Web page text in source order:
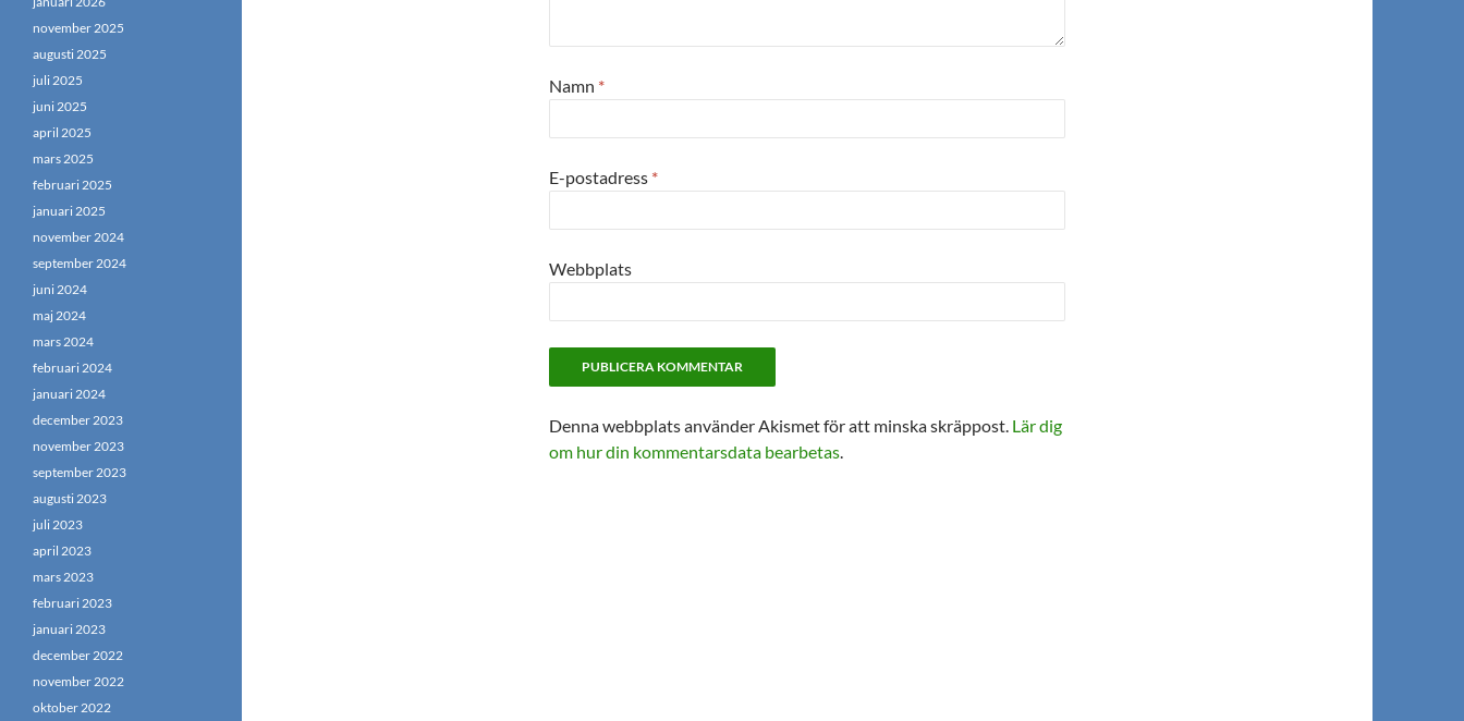
Namn *
E-postadress *
Webbplats
Denna webbplats använder Akismet för att minska skräppost. Lär dig
om hur din kommentarsdata bearbetas.
november 2025
augusti 2025
juli 2025
juni 2025
april 2025
mars 2025
februari 2025
januari 2025
november 2024
september 2024
juni 2024
maj 2024
mars 2024
februari 2024
januari 2024
december 2023
november 2023
september 2023
augusti 2023
juli 2023
april 2023
mars 2023
februari 2023
januari 2023
december 2022
november 2022
oktober 2022